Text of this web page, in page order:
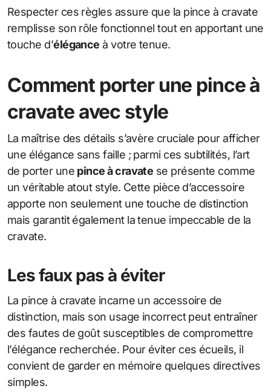
Respecter ces règles assure que la pince à cravate
remplisse son rôle fonctionnel tout en apportant une
touche d’élégance à votre tenue.
Comment porter une pince à
cravate avec style
La maîtrise des détails s’avère cruciale pour afficher
une élégance sans faille ; parmi ces subtilités, l’art
de porter une pince à cravate se présente comme
un véritable atout style. Cette pièce d’accessoire
apporte non seulement une touche de distinction
mais garantit également la tenue impeccable de la
cravate.
Les faux pas à éviter
La pince à cravate incarne un accessoire de
distinction, mais son usage incorrect peut entraîner
des fautes de goût susceptibles de compromettre
l’élégance recherchée. Pour éviter ces écueils, il
convient de garder en mémoire quelques directives
simples.